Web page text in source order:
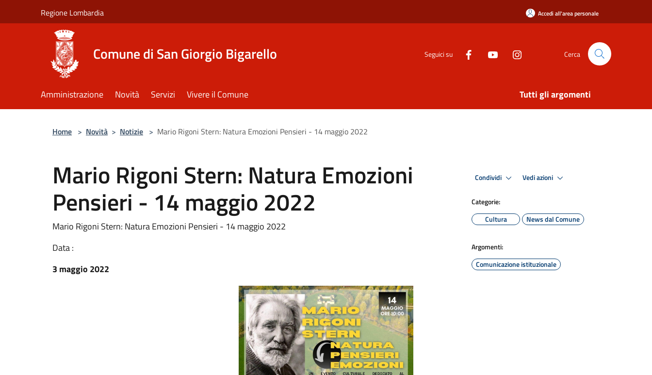
Regione Lombardia Accedi all'area personale
Comune di San Giorgio Bigarello Seguici su Cerca
Amministrazione Novità Servizi Vivere il Comune Tutti gli argomenti
Home > Novità > Notizie > Mario Rigoni Stern: Natura Emozioni Pensieri - 14 maggio 2022
Mario Rigoni Stern: Natura Emozioni
Pensieri - 14 maggio 2022
Mario Rigoni Stern: Natura Emozioni Pensieri - 14 maggio 2022
Data :
3 maggio 2022
Condividi Vedi azioni
Categorie:
Cultura
News dal Comune
Argomenti:
Comunicazione istituzionale